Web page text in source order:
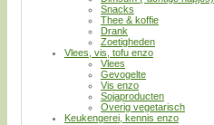
Snacks
Thee & koffie
Drank
Zoetigheden
Vlees, vis, tofu enzo
Vlees
Gevogelte
Vis enzo
Sojaproducten
Overig vegetarisch
Keukengerei, kennis enzo